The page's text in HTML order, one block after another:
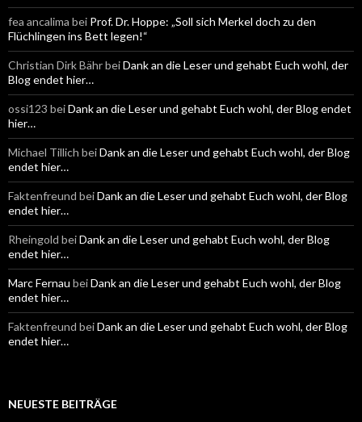
fea ancalima bei Prof. Dr. Hoppe: „Soll sich Merkel doch zu den
Flüchlingen ins Bett legen!“
Christian Dirk BährbeiDank an die Leser und gehabt Euch wohl, der
Blog endet hier…
ossi123 beiDank an die Leser und gehabt Euch wohl, der Blog endet
hier…
Michael Tillich beiDank an die Leser und gehabt Euch wohl, der Blog
endet hier…
Faktenfreund beiDank an die Leser und gehabt Euch wohl, der Blog
endet hier…
Rheingold beiDank an die Leser und gehabt Euch wohl, der Blog
endet hier…
Marc Fernau beiDank an die Leser und gehabt Euch wohl, der Blog
endet hier…
Faktenfreund beiDank an die Leser und gehabt Euch wohl, der Blog
endet hier…
NEUESTE BEITRÄGE